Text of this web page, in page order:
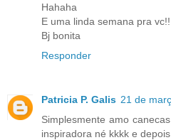
Hahaha
E uma linda semana pra
Bj bonita
Responder
Patricia P. Galis 21 de
Simplesmente amo
inspiradora né kkkk e